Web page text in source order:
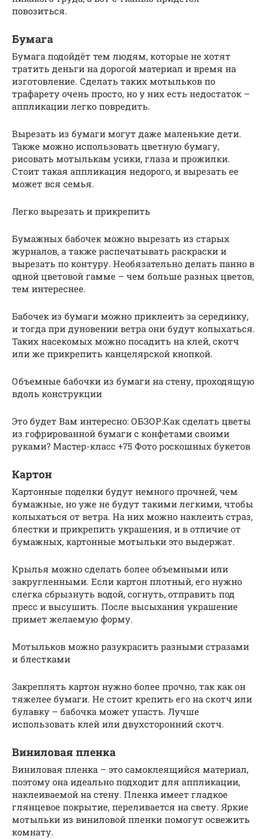
повозиться.
Бумага
Бумага подойдёт тем людям, которые не хотят
тратить деньги на дорогой материал и время на
изготовление. Сделать таких мотыльков по
трафарету очень просто, но у них есть недостаток –
аппликации легко повредить.
Вырезать из бумаги могут даже маленькие дети.
Также можно использовать цветную бумагу,
рисовать мотылькам усики, глаза и прожилки.
Стоит такая аппликация недорого, и вырезать ее
может вся семья.
Легко вырезать и прикрепить
Бумажных бабочек можно вырезать из старых
журналов, а также распечатывать раскраски и
вырезать по контуру. Необязательно делать панно в
одной цветовой гамме – чем больше разных цветов,
тем интереснее.
Бабочек из бумаги можно приклеить за серединку,
и тогда при дуновении ветра они будут колыхаться.
Таких насекомых можно посадить на клей, скотч
или же прикрепить канцелярской кнопкой.
Объемные бабочки из бумаги на стену, проходящую
вдоль конструкции
Это будет Вам интересно: ОБЗОР:Как сделать цветы
из гофрированной бумаги с конфетами своими
руками? Мастер-класс +75 Фото роскошных букетов
Картон
Картонные поделки будут немного прочней, чем
бумажные, но уже не будут такими легкими, чтобы
колыхаться от ветра. На них можно наклеить страз,
блестки и прикрепить украшения, и в отличие от
бумажных, картонные мотыльки это выдержат.
Крылья можно сделать более объемными или
закругленными. Если картон плотный, его нужно
слегка сбрызнуть водой, согнуть, отправить под
пресс и высушить. После высыхания украшение
примет желаемую форму.
Мотыльков можно разукрасить разными стразами
и блестками
Закреплять картон нужно более прочно, так как он
тяжелее бумаги. Не стоит крепить его на скотч или
булавку – бабочка может упасть. Лучше
использовать клей или двухсторонний скотч.
Виниловая пленка
Виниловая пленка – это самоклеящийся материал,
поэтому она идеально подходит для аппликации,
наклеиваемой на стену. Пленка имеет гладкое
глянцевое покрытие, переливается на свету. Яркие
мотыльки из виниловой пленки помогут освежить
комнату.